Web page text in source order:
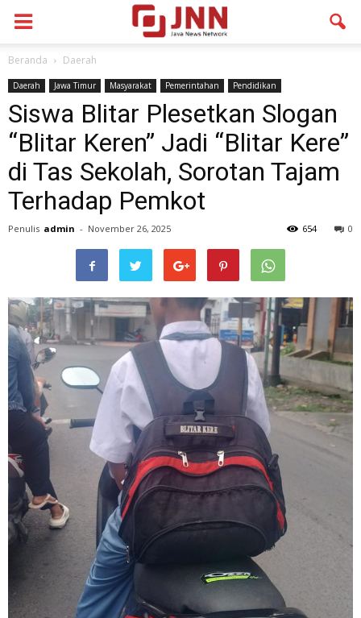
Beranda Daerah
Daerah Jawa Timur Masyarakat Pemerintahan Pendidikan
Siswa Blitar Plesetkan Slogan
“Blitar Keren” Jadi “Blitar Kere”
di Tas Sekolah, Sorotan Tajam
Terhadap Pemkot
Penulis admin - November 26, 2025 0
654